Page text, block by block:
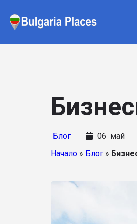
Начало
Блог 06 май
Начало » Блог »